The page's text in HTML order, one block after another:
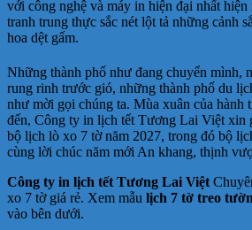
với công nghệ và máy in hiện đại nhất
tranh trung thực sắc nét lột tả những cảnh
hoa dệt gấm.
Những thành phố như đang chuyển mình,
rung rinh trước gió, những thành phố du
như mời gọi chúng ta. Mùa xuân của hành
đến, Công ty in lịch tết Tương Lai Việt xin
bộ lịch lò xo 7 tờ năm 2027, trong đó bộ
cùng lời chúc năm mới An khang, thịnh
Công ty in lịch tết Tương Lai Việt
xo 7 tờ giá rẻ. Xem mẫu lịch 7 tờ treo
vào bên dưới.